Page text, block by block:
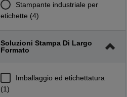
Stampante industriale per
etichette (4)
Soluzioni Stampa Di Largo
Formato
Imballaggio ed etichettatura
(1)